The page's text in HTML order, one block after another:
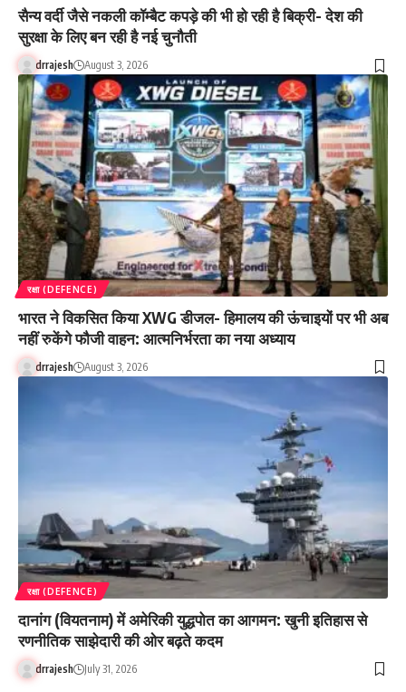
सैन्य वर्दी जैसे नकली कॉम्बैट कपड़े की भी हो रही है बिक्री- देश की
सुरक्षा के लिए बन रही है नई चुनौती
drrajesh August 3, 2026
रक्षा (DEFENCE)
भारत ने विकसित किया XWG डीजल- हिमालय की ऊंचाइयों पर भी अब
नहीं रुकेंगे फौजी वाहन: आत्मनिर्भरता का नया अध्याय
drrajesh August 3, 2026
रक्षा (DEFENCE)
दानांग (वियतनाम) में अमेरिकी युद्धपोत का आगमन: खुनी इतिहास से
रणनीतिक साझेदारी की ओर बढ़ते कदम
drrajesh July 31, 2026